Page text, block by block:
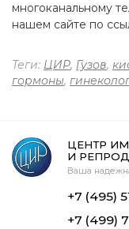
многоканальному
нашем сайте по
Теги: ЦИР, Гузов,
гормоны,
ЦЕНТР
И
Ваша
+7 (495)
+7 (499)